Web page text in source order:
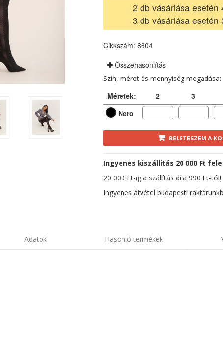
2 db vásárlása esetén
3 db vásárlása esetén
Cikkszám: 8604
Összehasonlítás
Szín, méret és mennyiség megadása:
Méretek: 2 3
Nero
BELETESZEM A
Ingyenes kiszállítás 20 000 Ft
20 000 Ft-ig a szállítás díja 990 Ft-tól!
Ingyenes átvétel budapesti
Adatok Hasonló termékek